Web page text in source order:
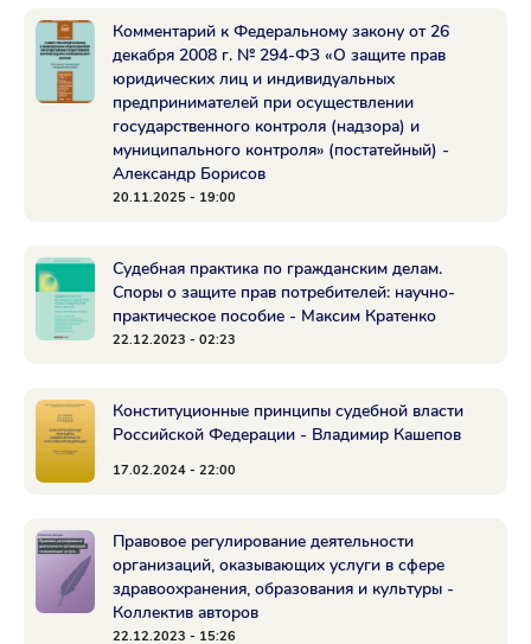
Комментарий к Федеральному закону от 26
декабря 2008 г. № 294-ФЗ «О защите прав
юридических лиц и индивидуальных
предпринимателей при осуществлении
государственного контроля (надзора) и
муниципального контроля» (постатейный) -
Александр Борисов
20.11.2025 - 19:00
Судебная практика по гражданским делам.
Споры о защите прав потребителей: научно-
практическое пособие - Максим Кратенко
22.12.2023 - 02:23
Конституционные принципы судебной власти
Российской Федерации - Владимир Кашепов
17.02.2024 - 22:00
Правовое регулирование деятельности
организаций, оказывающих услуги в сфере
здравоохранения, образования и культуры -
Коллектив авторов
22.12.2023 - 15:26